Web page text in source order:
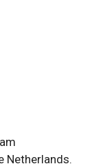
Netherlands.